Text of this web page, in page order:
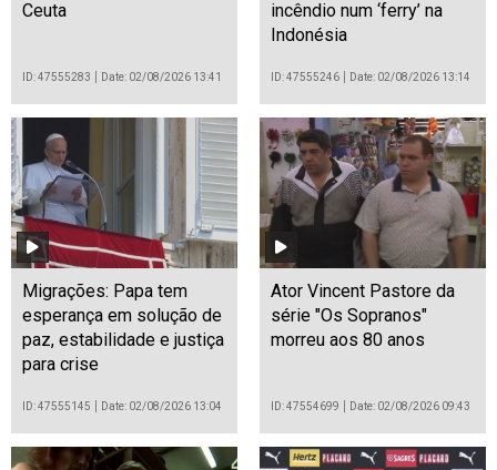
Ceuta
ID: 47555283 Date: 02/08/2026 13:41
incêndio num ‘ferry’ na
Indonésia
ID: 47555246 Date: 02/08/2026 13:14
Migrações: Papa tem
esperança em solução de
paz, estabilidade e justiça
para crise
ID: 47555145 Date: 02/08/2026 13:04
Ator Vincent Pastore da
série "Os Sopranos"
morreu aos 80 anos
ID: 47554699 Date: 02/08/2026 09:43